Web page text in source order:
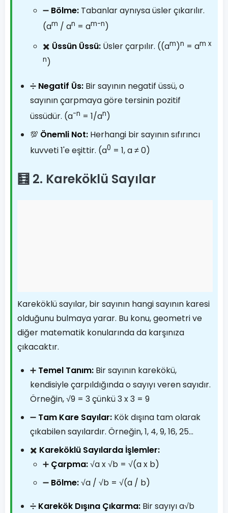
➖ Bölme: Tabanlar aynıysa üsler çıkarılır.
(am / an = am-n)
✖️ Üssün Üssü: Üsler çarpılır. ((am)n = am x
n)
➗ Negatif Üs: Bir sayının negatif üssü, o
sayının çarpmaya göre tersinin pozitif
üssüdür. (a-n = 1/an)
💯 Önemli Not: Herhangi bir sayının sıfırıncı
kuvveti 1'e eşittir. (a0 = 1, a ≠ 0)
🧮 2. Kareköklü Sayılar
Kareköklü sayılar, bir sayının hangi sayının karesi
olduğunu bulmaya yarar. Bu konu, geometri ve
diğer matematik konularında da karşınıza
çıkacaktır.
➕ Temel Tanım: Bir sayının karekökü,
kendisiyle çarpıldığında o sayıyı veren sayıdır.
Örneğin, √9 = 3 çünkü 3 x 3 = 9
➖ Tam Kare Sayılar: Kök dışına tam olarak
çıkabilen sayılardır. Örneğin, 1, 4, 9, 16, 25...
✖️ Kareköklü Sayılarda İşlemler:
➕ Çarpma:√a x √b = √(a x b)
➖ Bölme:√a / √b = √(a / b)
➗ Karekök Dışına Çıkarma: Bir sayıyı a√b